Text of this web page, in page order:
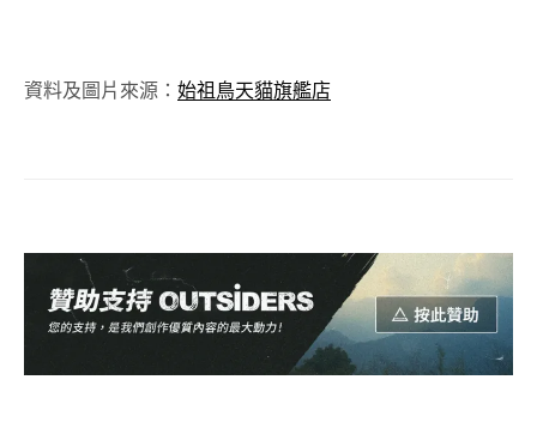
資料及圖片來源： 始祖鳥天貓旗艦店